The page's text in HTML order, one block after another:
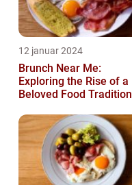
12 januar 2024
Brunch Near Me:
Exploring the Rise of a
Beloved Food Tradition